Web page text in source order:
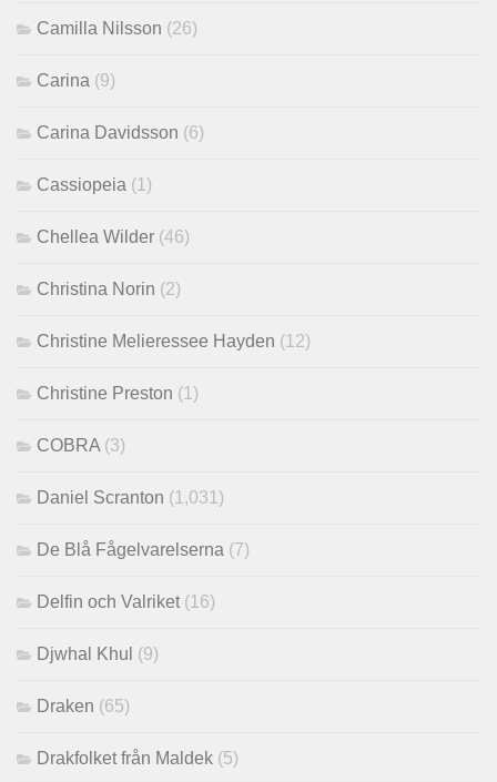
Camilla Nilsson (26)
Carina (9)
Carina Davidsson (6)
Cassiopeia (1)
Chellea Wilder (46)
Christina Norin (2)
Christine Melieressee Hayden (12)
Christine Preston (1)
COBRA (3)
Daniel Scranton (1,031)
De Blå Fågelvarelserna (7)
Delfin och Valriket (16)
Djwhal Khul (9)
Draken (65)
Drakfolket från Maldek (5)